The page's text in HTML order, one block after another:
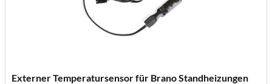
Externer Temperatursensor für Brano Standheizungen